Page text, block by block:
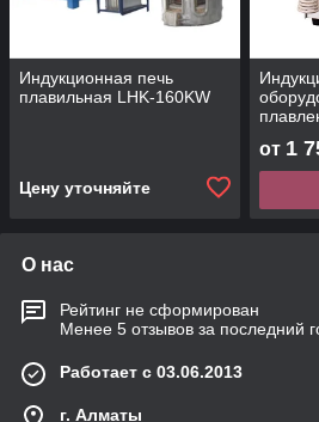
Индукционная печь
плавильная LHK-160KW
Цену уточняйте
от 1
О нас
Рейтинг не сформирован
Менее 5 отзывов за последний
Работает с 03.06.2013
г. Алматы